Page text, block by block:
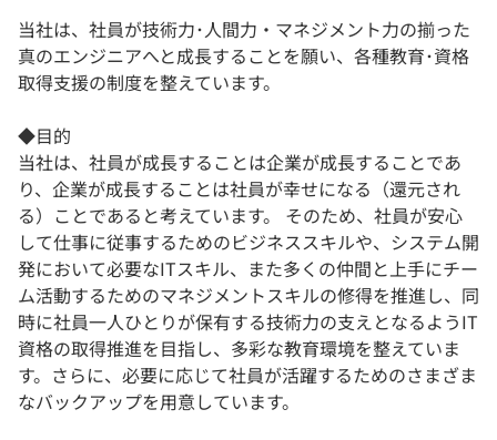
当社は、社員が技術力･人間力・マネジメント力の揃った
真のエンジニアへと成長することを願い、各種教育･資格
取得支援の制度を整えています。
◆目的
当社は、社員が成長することは企業が成長することであ
り、企業が成長することは社員が幸せになる（還元され
る）ことであると考えています。 そのため、社員が安心
して仕事に従事するためのビジネススキルや、システム開
発において必要なITスキル、また多くの仲間と上手にチー
ム活動するためのマネジメントスキルの修得を推進し、同
時に社員一人ひとりが保有する技術力の支えとなるようIT
資格の取得推進を目指し、多彩な教育環境を整えていま
す。さらに、必要に応じて社員が活躍するためのさまざま
なバックアップを用意しています。